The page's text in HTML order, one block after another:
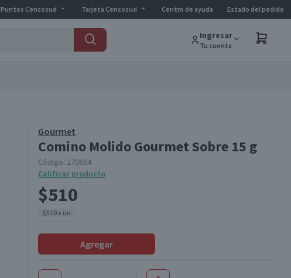
Puntos Cencosud Tarjeta Cencosud Centro de ayuda Estado del pedido
Ingresar
Tu cuenta
Gourmet
Comino Molido Gourmet Sobre 15 g
Código: 270664
Calificar producto
$510
$510 x un
Agregar